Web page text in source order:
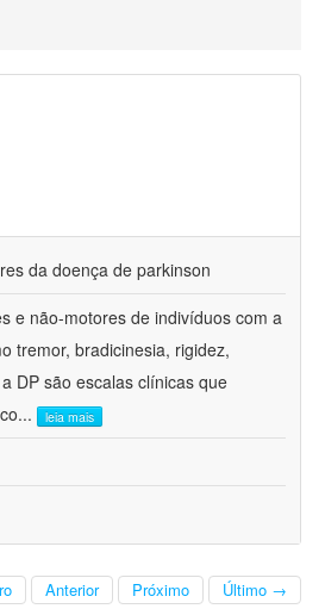
da doença de parkinson
e não-motores de indivíduos com a
tremor, bradicinesia, rigidez,
DP são escalas clínicas que
... leia mais
Anterior Próximo Último →